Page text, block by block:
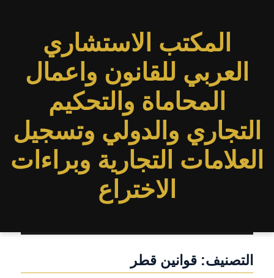
المكتب الاستشاري
العربي للقانون واعمال
المحاماة والتحكيم
التجاري والدولي وتسجيل
العلامات التجارية وبراءات
الاختراع
التصنيف:قوانين قطر